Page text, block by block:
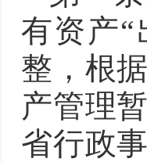
有资产
整，根
产管理
省行政